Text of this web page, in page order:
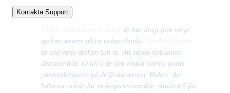
Kontakta Support
är hur långt från varje
spelare servern aktivt tickar chunks.
är vad varje spelare kan se. Att sänka simulation
distance från 10 till 6 är den enskilt största gratis
prestandavinsten på de flesta servrar. Haken: det
halverar också ditt mob-spawn-område. Använd 6 för